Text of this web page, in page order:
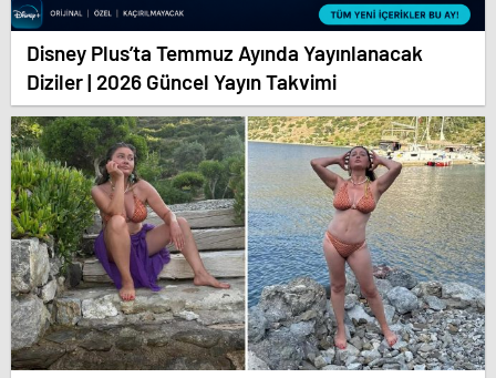
Disney Plus’ta Temmuz Ayında Yayınlanacak
Diziler | 2026 Güncel Yayın Takvimi